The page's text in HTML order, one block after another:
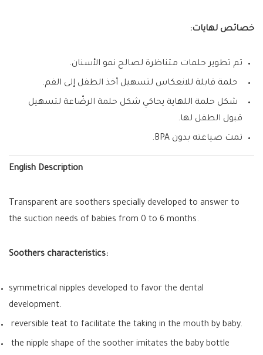
خصائص لهايات:
تم تطوير حلمات متناظرة لصالح نمو الأسنان.
حلمة قابلة للانعكاس لتسهيل أخذ الطفل إلى الفم.
شكل حلمة اللهاية يحاكي شكل حلمة الرضّاعة لتسهيل
قبول الطفل لها.
تمت صياغته بدون BPA.
English Description
Transparent are soothers specially developed to answer to
the suction needs of babies from 0 to 6 months.
Soothers characteristics:
symmetrical nipples developed to favor the dental
development.
reversible teat to facilitate the taking in the mouth by baby.
the nipple shape of the soother imitates the baby bottle